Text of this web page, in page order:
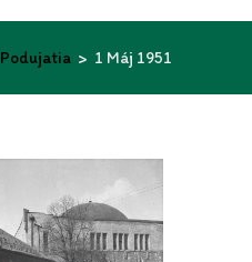
Podujatia > 1 Máj 1951